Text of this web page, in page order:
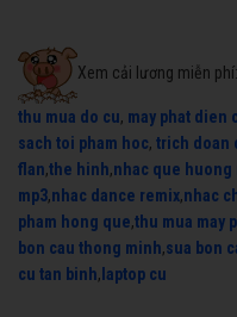
Xem cải lương miễn phí:
thu mua do cu, may phat dien
sach toi pham hoc, trich doan
flan,the hinh,nhac que huong
mp3,nhac dance remix,nhac
pham hong que,thu mua may
bon cau thong minh,sua bon
cu tan binh, laptop cu